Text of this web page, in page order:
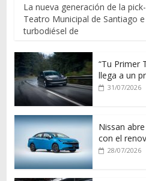
La nueva generación de la
Teatro Municipal de Santiago
turbodiésel de
“Tu Primer
llega a un
31/07/2026
Nissan
con el
28/07/2026